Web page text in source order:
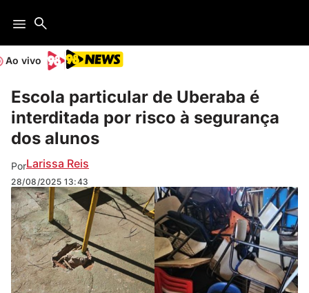
Ao vivo
Escola particular de Uberaba é
interditada por risco à segurança
dos alunos
PorLarissa Reis
28/08/2025 13:43